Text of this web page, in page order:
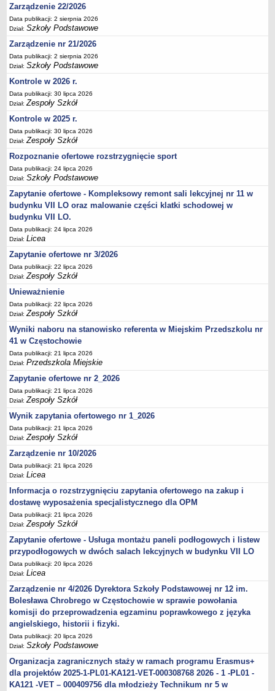
Zarządzenia
Rejestry, ewidencje, archiwa
Kontrole
PONOWNE WYKORZYSTYWANIE
Sprawozdania
Deklaracja dostępności
DEKLARACJA DOSTĘPNOŚCI
OŚWIADCZENIA MAJĄTKOWE
PONOWNE WYKORZYSTYWANIE
UDOSTĘPNIANIE INFORMACJI PUBLICZNEJ
OCHRONA DANYCH OSOBOWYCH
Zarządzenie 22/2026
Data publikacji: 2 sierpnia 2026
Dział:Szkoły Podstawowe
Zarządzenie nr 21/2026
Data publikacji: 2 sierpnia 2026
Dział:Szkoły Podstawowe
Kontrole w 2026 r.
Data publikacji: 30 lipca 2026
Dział:Zespoły Szkół
Kontrole w 2025 r.
Data publikacji: 30 lipca 2026
Dział:Zespoły Szkół
Rozpoznanie ofertowe rozstrzygnięcie sport
Data publikacji: 24 lipca 2026
Dział:Szkoły Podstawowe
Zapytanie ofertowe - Kompleksowy remont sali lekcyjnej nr 11 w
budynku VII LO oraz malowanie części klatki schodowej w
budynku VII LO.
Data publikacji: 24 lipca 2026
Dział:Licea
Zapytanie ofertowe nr 3/2026
Data publikacji: 22 lipca 2026
Dział:Zespoły Szkół
Unieważnienie
Data publikacji: 22 lipca 2026
Dział:Zespoły Szkół
Wyniki naboru na stanowisko referenta w Miejskim Przedszkolu nr
41 w Częstochowie
Data publikacji: 21 lipca 2026
Dział:Przedszkola Miejskie
Zapytanie ofertowe nr 2_2026
Data publikacji: 21 lipca 2026
Dział:Zespoły Szkół
Wynik zapytania ofertowego nr 1_2026
Data publikacji: 21 lipca 2026
Dział:Zespoły Szkół
Zarządzenie nr 10/2026
Data publikacji: 21 lipca 2026
Dział:Licea
Informacja o rozstrzygnięciu zapytania ofertowego na zakup i
dostawę wyposażenia specjalistycznego dla OPM
Data publikacji: 21 lipca 2026
Dział:Zespoły Szkół
Zapytanie ofertowe - Usługa montażu paneli podłogowych i listew
przypodłogowych w dwóch salach lekcyjnych w budynku VII LO
Data publikacji: 20 lipca 2026
Dział:Licea
Zarządzenie nr 4/2026 Dyrektora Szkoły Podstawowej nr 12 im.
Bolesława Chrobrego w Częstochowie w sprawie powołania
komisji do przeprowadzenia egzaminu poprawkowego z języka
angielskiego, historii i fizyki.
Data publikacji: 20 lipca 2026
Dział:Szkoły Podstawowe
Organizacja zagranicznych staży w ramach programu Erasmus+
dla projektów 2025-1-PL01-KA121-VET-000308768 2026 - 1 -PL01 -
KA121 -VET – 000409756 dla młodzieży Technikum nr 5 w